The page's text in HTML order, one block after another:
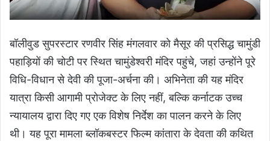
बॉलीवुड सुपरस्टार रणवीर सिंह मंगलवार को मैसूर की प्रसिद्ध चामुंडी
पहाड़ियों की चोटी पर स्थित चामुंडेश्वरी मंदिर पहुंचे, जहां उन्होंने पूरे
विधि-विधान से देवी की पूजा-अर्चना की। अभिनेता की यह मंदिर
यात्रा किसी आगामी प्रोजेक्ट के लिए नहीं, बल्कि कर्नाटक उच्च
न्यायालय द्वारा दिए गए एक विशेष निर्देश का पालन करने के लिए
थी। यह पूरा मामला ब्लॉकबस्टर फिल्म कांतारा के देवता की कथित